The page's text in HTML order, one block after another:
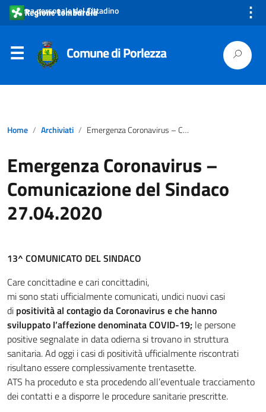
Area personale del Cittadino ⋮
Comune di Porlezza
Home Archiviati Emergenza Coronavirus – Comunicazione del Sindaco 27.04.2020
Emergenza Coronavirus –
Comunicazione del Sindaco
27.04.2020
13^ COMUNICATO DEL SINDACO
Care concittadine e cari concittadini,
mi sono stati ufficialmente comunicati, undici nuovi casi
di positività al contagio da Coronavirus e che hanno
sviluppato l’affezione denominata COVID-19; le persone
positive segnalate in data odierna si trovano in struttura
sanitaria. Ad oggi i casi di positività ufficialmente riscontrati
risultano essere complessivamente trentasette.
ATS ha proceduto e sta procedendo all’eventuale tracciamento
dei contatti e a disporre le procedure sanitarie prescritte.